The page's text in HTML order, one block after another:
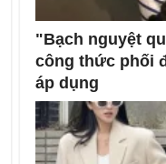
"Bạch nguyệt
công thức phối
áp dụng